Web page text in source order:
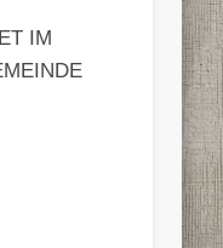
IM